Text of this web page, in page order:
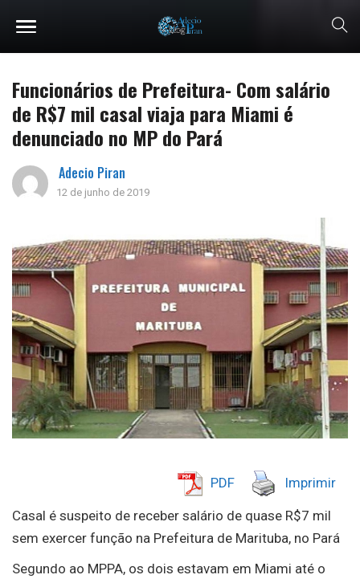
Funcionários de Prefeitura- Com salário
de R$7 mil casal viaja para Miami é
denunciado no MP do Pará
Adecio Piran
12 de junho de 2019
PDF Imprimir
Casal é suspeito de receber salário de quase R$7 mil
sem exercer função na Prefeitura de Marituba, no Pará
Segundo ao MPPA, os dois estavam em Miami até o